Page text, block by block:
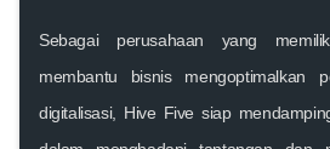
Sebagai perusahaan yang
membantu bisnis mengoptimalkan
digitalisasi, Hive Five siap